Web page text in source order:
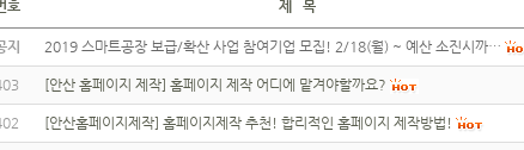
호
제 목
지 2019 스마트공장 보급/확산 사업 참여기업 모집! 2/18(월) ~ 예산 소진시까…
[안산 홈페이지 제작] 홈페이지 제작 어디에 맡겨야할까요?
[안산홈페이지제작] 홈페이지제작 추천! 합리적인 홈페이지 제작방법!